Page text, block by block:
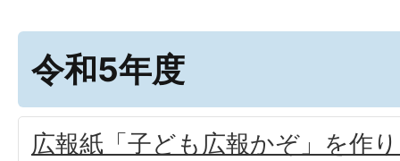
令和5年度
広報紙「子ども広報かぞ」を作